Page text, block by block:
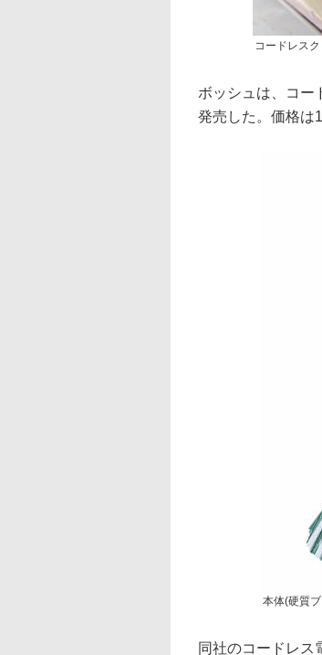
コードレス
ボッシュは、コー
発売した。価格は
本体(硬質
同社のコードレス